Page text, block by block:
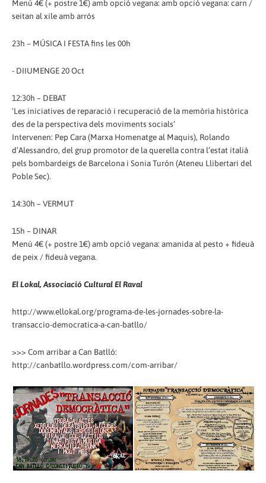
Menú 4€ (+ postre 1€) amb opció vegana: amb opció vegana: carn /
seitan al xile amb arrós
23h – MÚSICA I FESTA fins les 00h
- DIIUMENGE 20 Oct
12:30h – DEBAT
‘Les iniciatives de reparació i recuperació de la memòria històrica
des de la perspectiva dels moviments socials’
Intervenen: Pep Cara (Marxa Homenatge al Maquis), Rolando
d’Alessandro, del grup promotor de la querella contra l’estat italià
pels bombardeigs de Barcelona i Sonia Turón (Ateneu Llibertari del
Poble Sec).
14:30h – VERMUT
15h – DINAR
Menú 4€ (+ postre 1€) amb opció vegana: amanida al pesto + fideuà
de peix / fideuà vegana.
El Lokal, Associació Cultural El Raval
http://www.ellokal.org/programa-de-les-jornades-sobre-la-
transaccio-democratica-a-can-batllo/
>>> Com arribar a Can Batlló:
http://canbatllo.wordpress.com/com-arribar/